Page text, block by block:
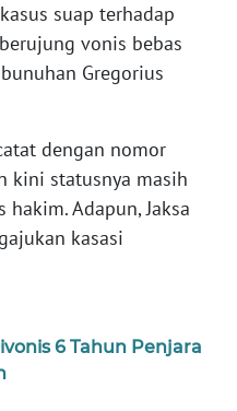
suap terhadap
vonis bebas
Gregorius
dengan nomor
kini statusnya masih
Adapun, Jaksa
kasasi
6 Tahun Penjara